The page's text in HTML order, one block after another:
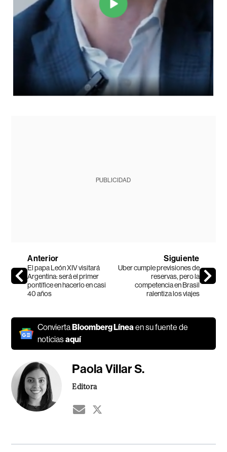
PUBLICIDAD
Anterior
El papa León XIV visitará
Argentina: será el primer
pontífice en hacerlo en casi
40 años
Siguiente
Uber cumple previsiones de
reservas, pero la
competencia en Brasil
ralentiza los viajes
ConviertaBloomberg Líneaen su fuente de
noticiasaquí
Paola Villar S.
Editora